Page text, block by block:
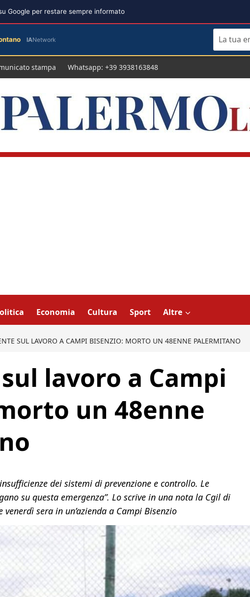
stampa Whatsapp: +39 3938163848
Economia Cultura Sport Altre
SUL LAVORO A CAMPI BISENZIO: MORTO UN 48ENNE PALERMITANO
lavoro a Campi
un 48enne
dei sistemi di prevenzione e controllo. Le
su questa emergenza”. Lo scrive in una nota la Cgil di
sera in un’azienda a Campi Bisenzio
Google per restare sempre informato
IANetwork